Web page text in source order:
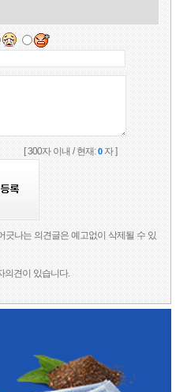
[ 300자 이내 / 현재:0자 ]
나는 의견글은 예고없이 삭제될 수 있
의견이 있습니다.